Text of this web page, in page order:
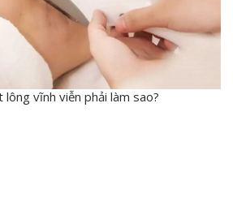
vĩnh viễn phải làm sao?